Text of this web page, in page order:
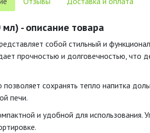
- описание товара
собой стильный и
прочностью и долговечностью,
сохранять тепло напитка
печи.
и удобной для использования.